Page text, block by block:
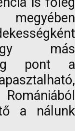
megyében
más
pont a
a nálunk